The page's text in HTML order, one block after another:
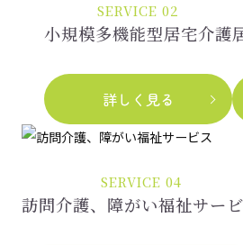
SERVICE 02
小規模多機能型居宅介護
詳しく見る
SERVICE 04
訪問介護、障がい福祉サー